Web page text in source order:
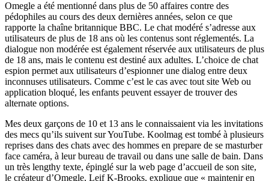
Omegle a été mentionné dans plus de 50 affaires contre des
pédophiles au cours des deux dernières années, selon ce que
rapporte la chaîne britannique BBC. Le chat modéré s’adresse aux
utilisateurs de plus de 18 ans où les contenus sont réglementés. La
dialogue non modérée est également réservée aux utilisateurs de plus
de 18 ans, mais le contenu est destiné aux adultes. L’choice de chat
espion permet aux utilisateurs d’espionner une dialog entre deux
inconnuses utilisateurs. Comme c’est le cas avec tout site Web ou
application bloqué, les enfants peuvent essayer de trouver des
alternate options.
Mes deux garçons de 10 et 13 ans le connaissaient via les invitations
des mecs qu’ils suivent sur YouTube. Koolmag est tombé à plusieurs
reprises dans des chats avec des hommes en prepare de se masturber
face caméra, à leur bureau de travail ou dans une salle de bain. Dans
un très lengthy texte, épinglé sur la web page d’accueil de son site,
le créateur d’Omegle, Leif K-Brooks, explique que « maintenir en